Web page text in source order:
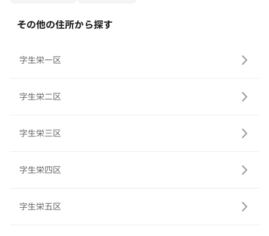
その他の住所から探す
字生栄一区
字生栄二区
字生栄三区
字生栄四区
字生栄五区